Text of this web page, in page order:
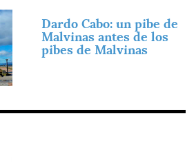
Dardo Cabo: un pibe de
Malvinas antes de los
pibes de Malvinas